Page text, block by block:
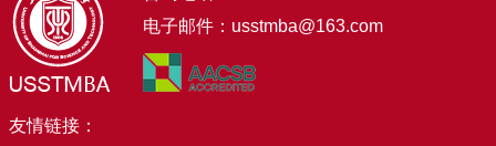
电子邮件：usstmba@163.com
友情链接：